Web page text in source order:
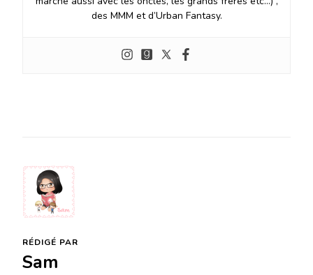
des MMM et d’Urban Fantasy.
RÉDIGÉ PAR
Sam